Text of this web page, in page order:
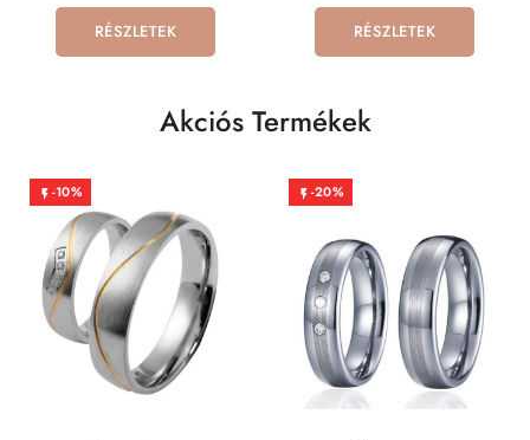
RÉSZLETEK RÉSZLETEK
Akciós Termékek
 -10%  -20%